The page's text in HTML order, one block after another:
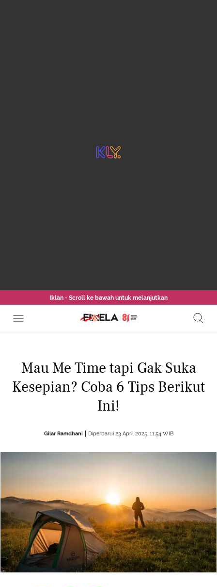
Iklan - Scroll ke bawah untuk melanjutkan
Mau Me Time tapi Gak Suka
Kesepian? Coba 6 Tips Berikut
Ini!
Gilar Ramdhani Diperbarui 23 April 2025, 11:54 WIB